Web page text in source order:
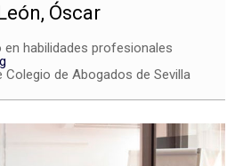
Óscar
en habilidades profesionales
Colegio de Abogados de Sevilla